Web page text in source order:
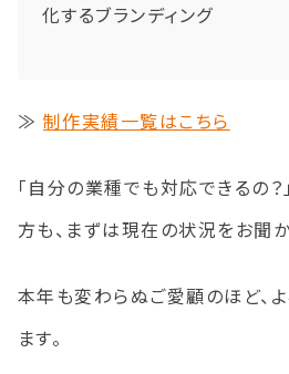
化するブランディング
≫ 制作実績一覧はこちら
「自分の業種でも対応できるの
方も、まずは現在の状況をお聞か
本年も変わらぬご愛顧のほど、
ます。